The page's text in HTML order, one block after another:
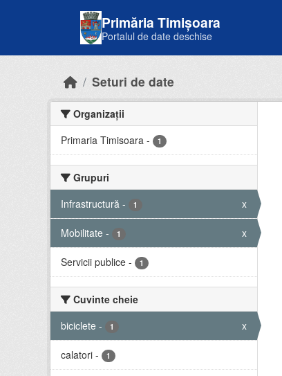
Primăria Timișoara
Portalul de date deschise
Seturi de date
Organizații
Primaria Timisoara - 1
Grupuri
Infrastructură - 1 x
Mobilitate - 1 x
Servicii publice - 1
Cuvinte cheie
biciclete - 1 x
calatori - 1